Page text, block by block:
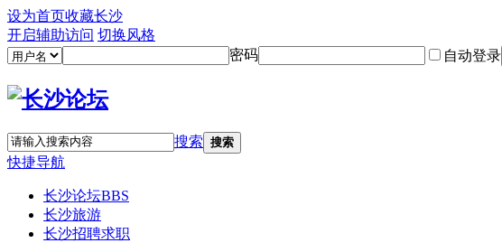
设为首页收藏长沙
开启辅助访问 切换风格
密码
自动登录
搜索 搜索
快捷导航
长沙论坛BBS
长沙旅游
长沙招聘求职